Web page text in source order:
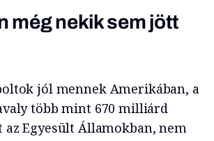
még nekik sem jött
jól mennek Amerikában, a
több mint 670 milliárd
Egyesült Államokban, nem